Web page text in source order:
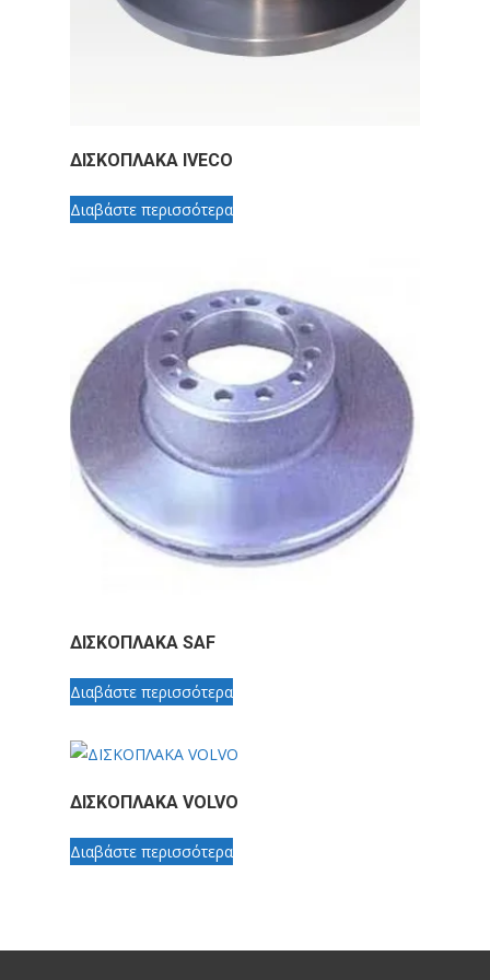
ΔΙΣΚΟΠΛΑΚΑ IVECO
Διαβάστε περισσότερα
ΔΙΣΚΟΠΛΑΚΑ SAF
Διαβάστε περισσότερα
ΔΙΣΚΟΠΛΑΚΑ VOLVO
Διαβάστε περισσότερα